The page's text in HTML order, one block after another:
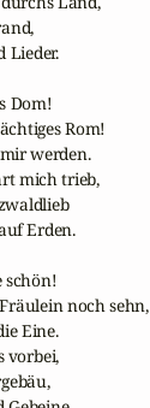
Lieder.
Dom!
Rom!
mir werden.
mich trieb,
Erden.
schön!
noch sehn,
Eine.
vorbei,